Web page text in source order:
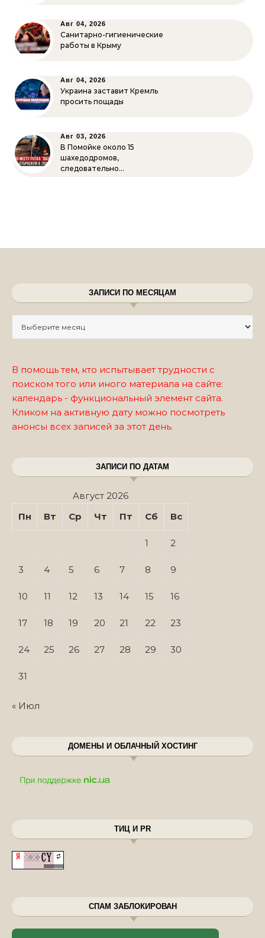
Авг 04, 2026
Санитарно-гигиенические
работы в Крыму
Авг 04, 2026
Украина заставит Кремль
просить пощады
Авг 03, 2026
В Помойке около 15
шахедодромов,
следовательно…
ЗАПИСИ ПО МЕСЯЦАМ
В помощь тем, кто испытывает трудности с
поиском того или иного материала на сайте:
календарь - функциональный элемент сайта.
Кликом на активную дату можно посмотреть
анонсы всех записей за этот день.
ЗАПИСИ ПО ДАТАМ
Август 2026
Пн
Вт Ср Чт Пт Сб Вс
1 2
3 4 5 6 7 8 9
10 11 12 13 14 15 16
17 18 19 20 21 22 23
24 25 26 27 28 29 30
31
« Июл
ДОМЕНЫ И ОБЛАЧНЫЙ ХОСТИНГ
ТИЦ И PR
СПАМ ЗАБЛОКИРОВАН